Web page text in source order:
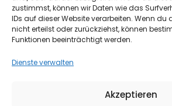
zustimmst, können wir Daten wie das
IDs auf dieser Website verarbeiten. Wenn
nicht erteilst oder zurückziehst, können
Funktionen beeinträchtigt werden.
Dienste verwalten
Akzeptieren
Copyright 2025 preslmayr.legal